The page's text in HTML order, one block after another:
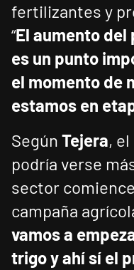
fertilizantes y
“El aumento del
es un punto
el momento de
estamos en
Según Tejera,
podría verse
sector
campaña
vamos a
trigo y ahí sí el